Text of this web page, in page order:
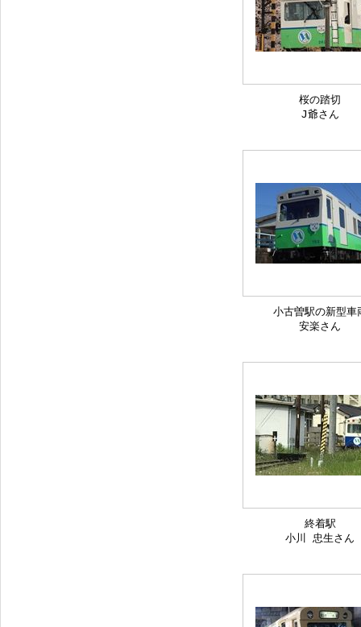
桜の踏切
J爺さん
小古曽駅の新型車
安楽さん
終着駅
小川 忠生さん